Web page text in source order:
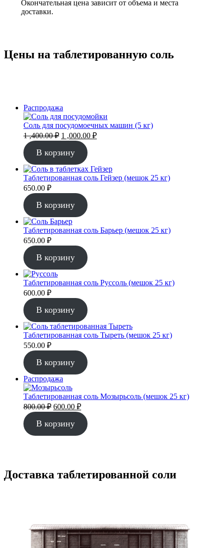
Окончательная цена зависит от объема и места
доставки.
Цены на таблетированную соль
Распродажа
товар
Соль для посудомоечных машин (5 кг)
1 ,400.00₽ Первоначальная
цена
составляла
,400.00 ₽.
1 ,000.00 ₽Текущая
В корзину
Таблетированная соль Гейзер (мешок 25 кг)
650.00 ₽
В корзину
Таблетированная соль Барьер (мешок 25 кг)
650.00 ₽
В корзину
Таблетированная соль Руссоль (мешок 25 кг)
600.00 ₽
В корзину
Таблетированная соль Тыреть (мешок 25 кг)
550.00 ₽
В корзину
Распродажа
товар
Таблетированная соль Мозырьсоль (мешок 25 кг)
800.00₽ Первоначальная
цена
составляла
800.00 ₽.
600.00 ₽Текущая
цена:
600.00 ₽.
В корзину
Доставка таблетированной соли